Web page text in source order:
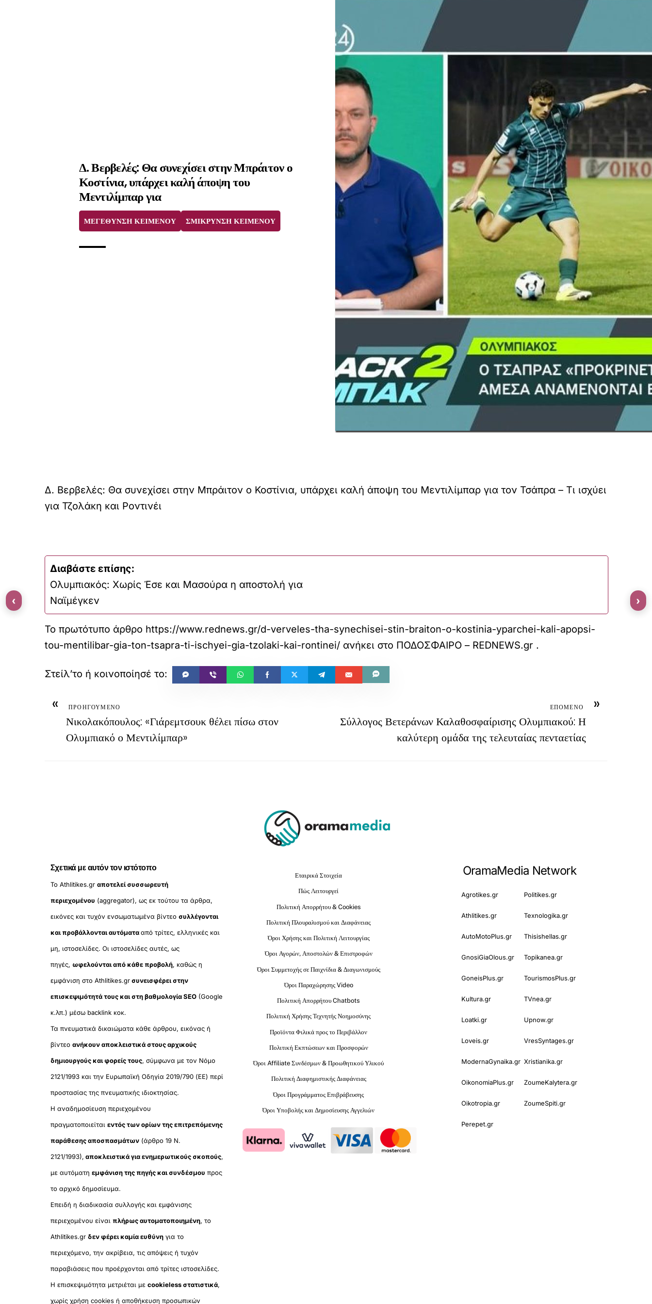
Δ. Βερβελές: Θα συνεχίσει στην Μπράιτον ο
Κοστίνια, υπάρχει καλή άποψη του
Μεντιλίμπαρ για
ΜΕΓΕΘΥΝΣΗ ΚΕΙΜΕΝΟΥ ΣΜΙΚΡΥΝΣΗ ΚΕΙΜΕΝΟΥ
Δ. Βερβελές: Θα συνεχίσει στην Μπράιτον ο Κοστίνια, υπάρχει καλή άποψη του Μεντιλίμπαρ για τον Τσάπρα – Τι ισχύει
για Τζολάκη και Ροντινέι
Διαβάστε επίσης:
Ολυμπιακός: Χωρίς Έσε και Μασούρα η αποστολή για
Ναϊμέγκεν
Το πρωτότυπο άρθρο https://www.rednews.gr/d-verveles-tha-synechisei-stin-braiton-o-kostinia-yparchei-kali-apopsi-
tou-mentilibar-gia-ton-tsapra-ti-ischyei-gia-tzolaki-kai-rontinei/ ανήκει στο ΠΟΔΟΣΦΑΙΡΟ – REDNEWS.gr .
« ΠΡΟΗΓΟΥΜΕΝΟ
Νικολακόπουλος: «Γιάρεμτσουκ θέλει πίσω στον
Ολυμπιακό ο Μεντιλίμπαρ»
»
ΕΠΟΜΕΝΟ
Σύλλογος Βετεράνων Καλαθοσφαίρισης Ολυμπιακού: Η
καλύτερη ομάδα της τελευταίας πενταετίας
Σχετικά με αυτόν τον ιστότοπο
Το Athlitikes.gr αποτελεί συσσωρευτή
περιεχομένου (aggregator), ως εκ τούτου τα άρθρα,
εικόνες και τυχόν ενσωματωμένα βίντεο συλλέγονται
και προβάλλονται αυτόματααπό τρίτες, ελληνικές και
μη, ιστοσελίδες. Οι ιστοσελίδες αυτές, ως
πηγές, ωφελούνται από κάθε προβολή, καθώς η
εμφάνιση στο Athlitikes.grσυνεισφέρει στην
επισκεψιμότητά τους και στη βαθμολογία SEO(Google
κ.λπ.) μέσω backlink κοκ.
Τα πνευματικά δικαιώματα κάθε άρθρου, εικόνας ή
βίντεο ανήκουν αποκλειστικά στους αρχικούς
δημιουργούς και φορείς τους, σύμφωνα με τον Νόμο
2121/1993 και την Ευρωπαϊκή Οδηγία 2019/790 (ΕΕ) περί
προστασίας της πνευματικής ιδιοκτησίας.
Η αναδημοσίευση περιεχομένου
πραγματοποιείται εντός των ορίων της επιτρεπόμενης
παράθεσης αποσπασμάτων(άρθρο 19 Ν.
2121/1993), αποκλειστικά για ενημερωτικούς σκοπούς,
με αυτόματη εμφάνιση της πηγής και συνδέσμου προς
το αρχικό δημοσίευμα.
Επειδή η διαδικασία συλλογής και εμφάνισης
περιεχομένου είναι πλήρως αυτοματοποιημένη, το
Athlitikes.gr δεν φέρει καμία ευθύνηγια το
περιεχόμενο, την ακρίβεια, τις απόψεις ή τυχόν
παραβιάσεις που προέρχονται από τρίτες ιστοσελίδες.
Η επισκεψιμότητα μετριέται με cookieless στατιστικά,
χωρίς χρήση cookies ή αποθήκευση προσωπικών
Εταιρικά Στοιχεία
Πώς Λειτουργεί
Πολιτική Απορρήτου & Cookies
Πολιτική Πλουραλισμού και Διαφάνειας
Όροι Χρήσης και Πολιτική Λειτουργίας
Όροι Αγορών, Αποστολών & Επιστροφών
Όροι Συμμετοχής σε Παιχνίδια & Διαγωνισμούς
Όροι Παραχώρησης Video
Πολιτική Απορρήτου Chatbots
Πολιτική Χρήσης Τεχνητής Νοημοσύνης
Προϊόντα Φιλικά προς το Περιβάλλον
Πολιτική Εκπτώσεων και Προσφορών
Όροι Affiliate Συνδέσμων & Προωθητικού Υλικού
Πολιτική Διαφημιστικής Διαφάνειας
Όροι Προγράμματος Επιβράβευσης
Όροι Υποβολής και Δημοσίευσης Αγγελιών
OramaMedia Network
Agrotikes.gr Politikes.gr
Athlitikes.gr Texnologika.gr
AutoMotoPlus.gr Thisishellas.gr
GnosiGiaOlous.gr Topikanea.gr
GoneisPlus.gr TourismosPlus.gr
Kultura.gr TVnea.gr
Loatki.gr Upnow.gr
Loveis.gr VresSyntages.gr
ModernaGynaika.gr Xristianika.gr
OikonomiaPlus.gr ZoumeKalytera.gr
Oikotropia.gr ZoumeSpiti.gr
Perepet.gr
‹ ›